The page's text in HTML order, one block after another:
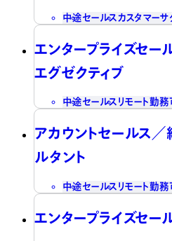
中途セールス カスタマーサ
エンタープライズセー
エグゼクティブ
中途セールス リモート勤務
アカウントセールス
ルタント
中途セールス リモート勤務
エンタープライズセー